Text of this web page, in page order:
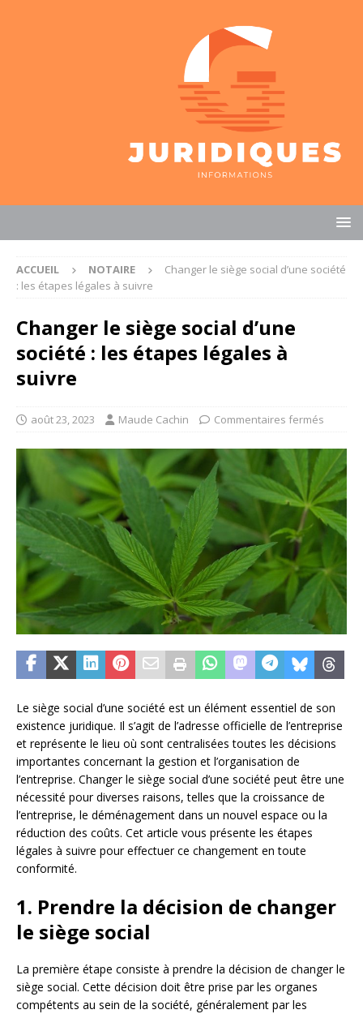
ACCUEIL NOTAIRE
Changer le siège social d’une société
: les étapes légales à suivre
Changer le siège social d’une
société : les étapes légales à
suivre
août 23, 2023 Maude Cachin Commentaires fermés
Le siège social d’une société est un élément essentiel de son
existence juridique. Il s’agit de l’adresse officielle de l’entreprise
et représente le lieu où sont centralisées toutes les décisions
importantes concernant la gestion et l’organisation de
l’entreprise. Changer le siège social d’une société peut être une
nécessité pour diverses raisons, telles que la croissance de
l’entreprise, le déménagement dans un nouvel espace ou la
réduction des coûts. Cet article vous présente les étapes
légales à suivre pour effectuer ce changement en toute
conformité.
1. Prendre la décision de changer
le siège social
La première étape consiste à prendre la décision de changer le
siège social. Cette décision doit être prise par les organes
compétents au sein de la société, généralement par les